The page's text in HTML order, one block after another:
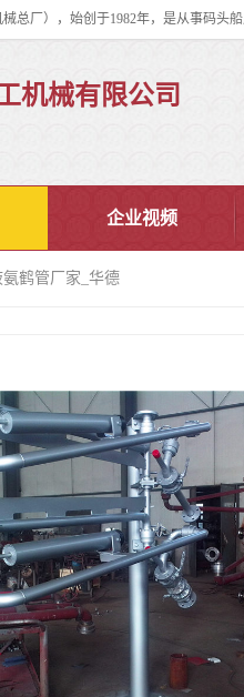
机械有限公司
企业视频
鹤管厂家_华德